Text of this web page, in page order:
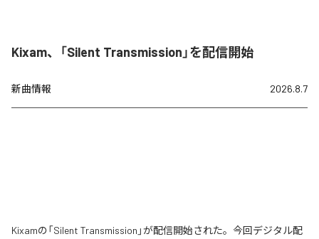
Kixam、「Silent Transmission」を配信開始
新曲情報 2026.8.7
Kixamの「Silent Transmission」が配信開始された。今回デジタル配